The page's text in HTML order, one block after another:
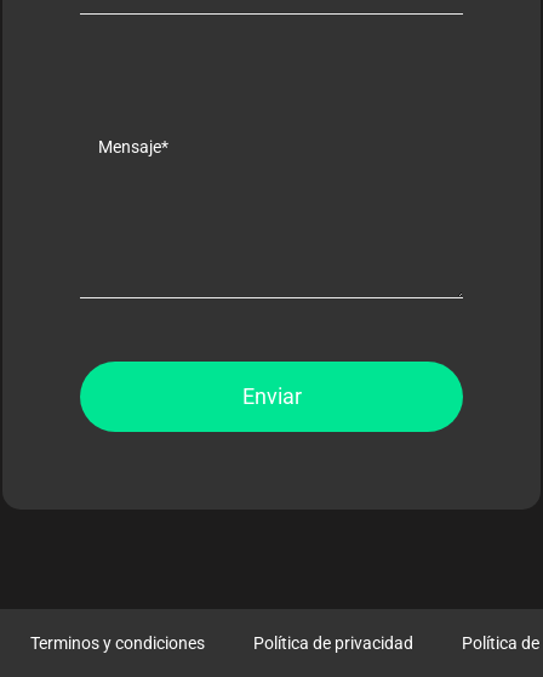
Enviar
Terminos y condiciones Política de privacidad Política